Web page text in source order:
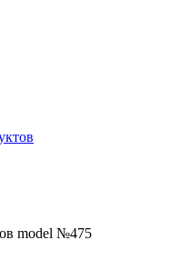
model №475